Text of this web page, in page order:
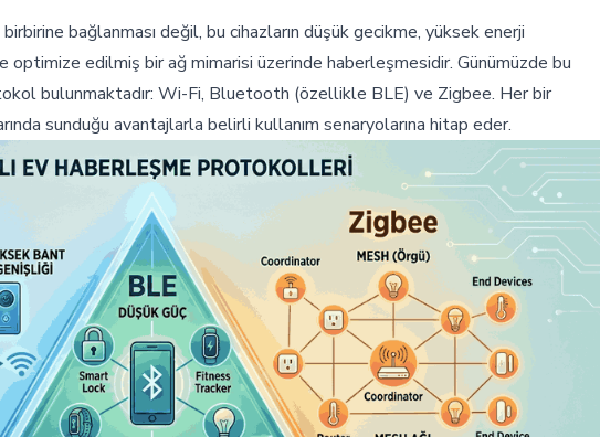
bağlanması değil, bu cihazların düşük gecikme, yüksek enerji
edilmiş bir ağ mimarisi üzerinde haberleşmesidir. Günümüzde bu
bulunmaktadır: Wi-Fi, Bluetooth (özellikle BLE) ve Zigbee. Her bir
sunduğu avantajlarla belirli kullanım senaryolarına hitap eder.